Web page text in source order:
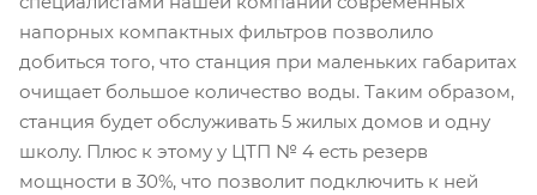
напорных компактных фильтров позволило
добиться того, что станция при маленьких габаритах
очищает большое количество воды. Таким образом,
станция будет обслуживать 5 жилых домов и одну
школу. Плюс к этому у ЦТП № 4 есть резерв
мощности в 30%, что позволит подключить к ней